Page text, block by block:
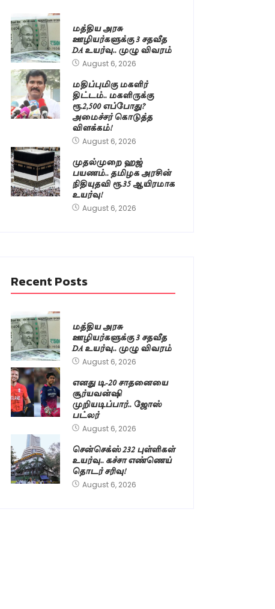
மத்திய அரசு
ஊழியர்களுக்கு 3 சதவீத
DA உயர்வு.. முழு விவரம்
August 6, 2026
மதிப்புமிகு மகளிர்
திட்டம்.. மகளிருக்கு
ரூ.2,500 எப்போது?
அமைச்சர் கொடுத்த
விளக்கம்!
August 6, 2026
முதல்முறை ஹஜ்
பயணம்.. தமிழக அரசின்
நிதியுதவி ரூ.35 ஆயிரமாக
உயர்வு!
August 6, 2026
Recent Posts
மத்திய அரசு
ஊழியர்களுக்கு 3 சதவீத
DA உயர்வு.. முழு விவரம்
August 6, 2026
எனது டி-20 சாதனையை
சூர்யவன்ஷி
முறியடிப்பார்.. ஜோஸ்
பட்லர்
August 6, 2026
சென்செக்ஸ் 232 புள்ளிகள்
உயர்வு.. கச்சா எண்ணெய்
தொடர் சரிவு!
August 6, 2026